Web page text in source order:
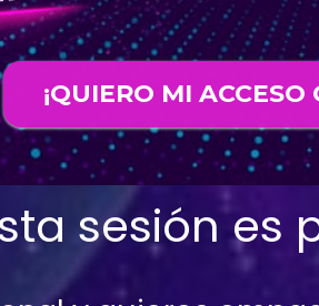
¡QUIERO MI ACCESO
sesión es